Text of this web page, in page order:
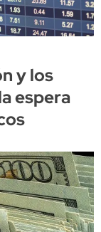
y los
espera